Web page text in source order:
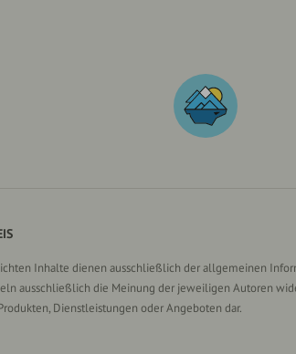
Inhalte dienen ausschließlich der allgemeinen
ausschließlich die Meinung der jeweiligen Autoren
Dienstleistungen oder Angeboten dar.